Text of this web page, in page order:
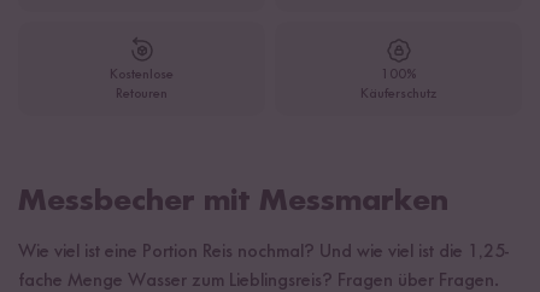
Kostenlose
Retouren
100%
Käuferschutz
Messbecher mit Messmarken
Wie viel ist eine Portion Reis nochmal? Und wie viel ist die 1,25-
fache Menge Wasser zum Lieblingsreis? Fragen über Fragen.